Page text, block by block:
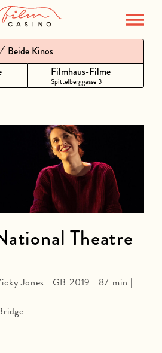
Beide Kinos
Filmhaus-Filme
Spittelberggasse 3
Theatre
Jones | GB 2019 | 87 min |